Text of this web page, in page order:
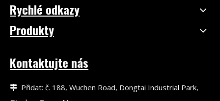
Rychlé odkazy
Produkty
Kontaktujte nás
 Přidat: č. 188, Wuchen Road, Dongtai Industrial Park,